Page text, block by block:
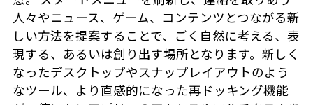
人々やニュース、ゲーム、コンテンツとつながる新
しい方法を提案することで、ごく自然に考える、表
現する、あるいは創り出す場所となります。新しく
なったデスクトップやスナップレイアウトのよう
なツール、より直感的になった再ドッキング機能